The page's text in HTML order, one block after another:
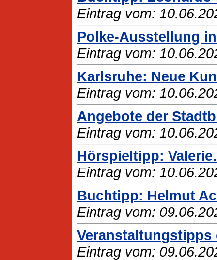
Eintrag vom:
Polke-Ausstellung
Eintrag vom:
Karlsruhe: Neue
Eintrag vom:
Angebote der
Eintrag vom:
Hörspieltipp:
Eintrag vom:
Buchtipp: Helmut
Eintrag vom:
Veranstaltungstipps
Eintrag vom: